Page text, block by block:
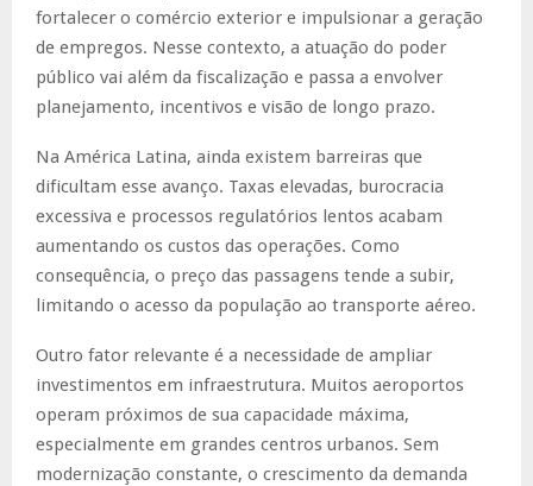
fortalecer o comércio exterior e impulsionar a geração
de empregos. Nesse contexto, a atuação do poder
público vai além da fiscalização e passa a envolver
planejamento, incentivos e visão de longo prazo.
Na América Latina, ainda existem barreiras que
dificultam esse avanço. Taxas elevadas, burocracia
excessiva e processos regulatórios lentos acabam
aumentando os custos das operações. Como
consequência, o preço das passagens tende a subir,
limitando o acesso da população ao transporte aéreo.
Outro fator relevante é a necessidade de ampliar
investimentos em infraestrutura. Muitos aeroportos
operam próximos de sua capacidade máxima,
especialmente em grandes centros urbanos. Sem
modernização constante, o crescimento da demanda